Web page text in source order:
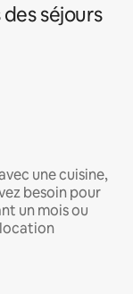
séjours
une cuisine,
besoin pour
un mois ou